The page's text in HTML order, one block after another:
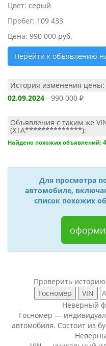
Цвет: серый
Пробег: 109 433
Цена: 990 000 руб.
Перейти к объявлению
История изменения цены:
02.09.2024 - 990 000 ₽
Объявления с таким же
(XTA**************):
Найдено похожих объявлений:
Для просмотра
автомобиле,
список похожих
Проверить
Неверный
Госномер —
автомобиля. Состоит из